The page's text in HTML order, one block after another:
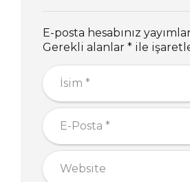
E-posta hesabınız
Gerekli alanlar * ile